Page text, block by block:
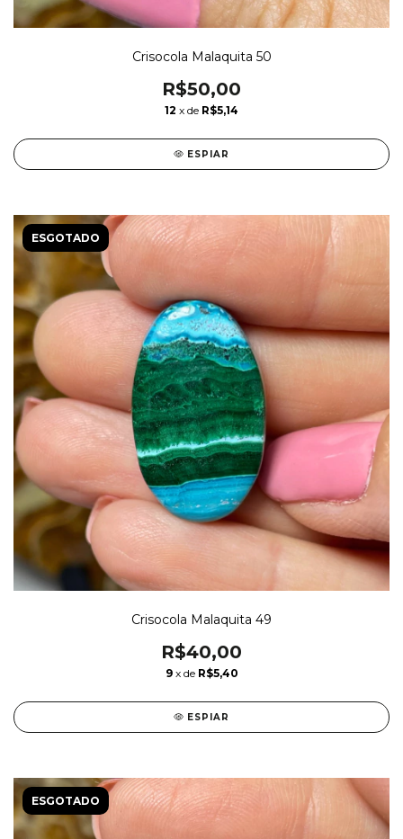
Crisocola Malaquita 50
R$50,00
12 x de R$5,14
ESPIAR
ESGOTADO
Crisocola Malaquita 49
R$40,00
9 x de R$5,40
ESPIAR
ESGOTADO